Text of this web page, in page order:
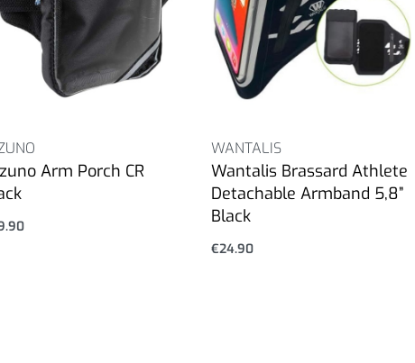
Arm Porch CR
WANTALIS
Wantalis Brassard Athlete
Detachable Armband 5,8”
Black
€24.90